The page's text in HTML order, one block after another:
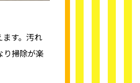
す。汚れ
り掃除が楽